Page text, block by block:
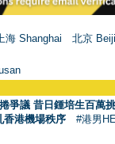
上海 Shanghai
北京
爭議 昔日鍾培生百萬
香港機場秩序 #港男